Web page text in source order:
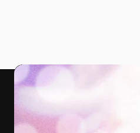
Vídeos
Clips de vídeo
Motion graphics
Iconos
Modelos 3D
Fuentes